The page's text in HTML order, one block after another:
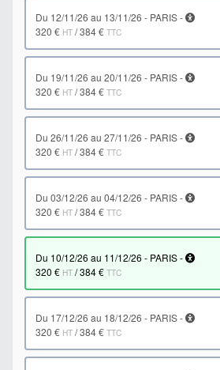
du 12/11/26 au 13/11/26 - PARIS -
320 € HT /384 € TTC
du 19/11/26 au 20/11/26 - PARIS -
320 € HT /384 € TTC
du 26/11/26 au 27/11/26 - PARIS -
320 € HT /384 € TTC
du 03/12/26 au 04/12/26 - PARIS -
320 € HT /384 € TTC
du 10/12/26 au 11/12/26 - PARIS -
320 € HT /384 € TTC
du 17/12/26 au 18/12/26 - PARIS -
320 € HT /384 € TTC